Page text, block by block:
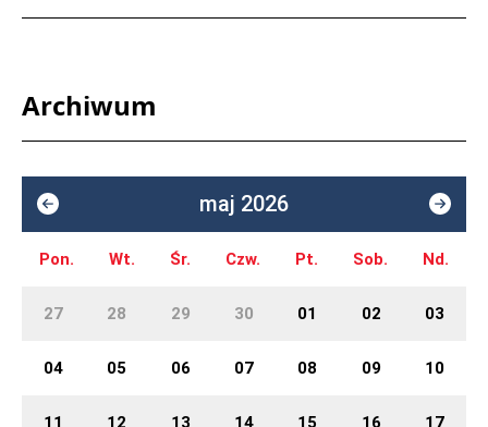
Archiwum
maj 2026
Pon. Wt. Śr. Czw. Pt. Sob. Nd.
27 28 29 30 01 02 03
04 05 06 07 08 09 10
11 12 13 14 15 16 17